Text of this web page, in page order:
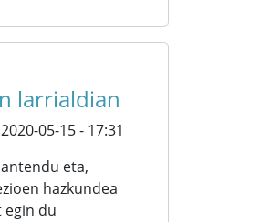
larrialdian
2020-05-15 - 17:31
eta,
hazkundea
egin du